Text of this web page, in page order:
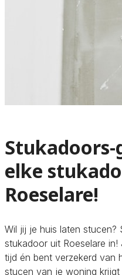
Stukadoors-
elke
Roeselare!
Wil jij je huis laten stucen?
stukadoor uit Roeselare
tijd én bent verzekerd van
stucen van je woning krijgt